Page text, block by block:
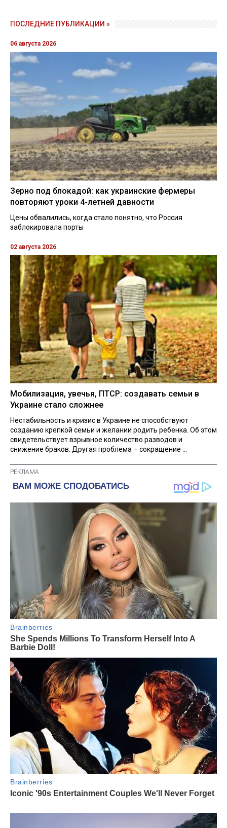
ПОСЛЕДНИЕ ПУБЛИКАЦИИ »
06 августа 2026
Зерно под блокадой: как украинские фермеры
повторяют уроки 4-летней давности
Цены обвалились, когда стало понятно, что Россия
заблокировала порты
02 августа 2026
Мобилизация, увечья, ПТСР: создавать семьи в
Украине стало сложнее
Нестабильность и кризис в Украине не способствуют
созданию крепкой семьи и желании родить ребенка. Об этом
свидетельствует взрывное количество разводов и
снижение браков. Другая проблема – сокращение ...